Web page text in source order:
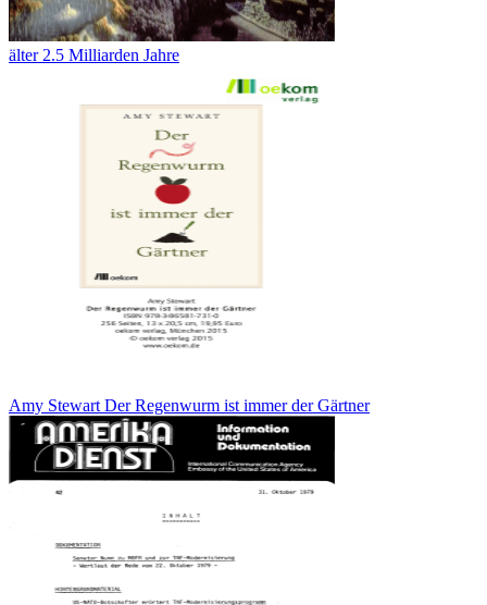
älter 2.5 Milliarden Jahre
Amy Stewart Der Regenwurm ist immer der Gärtner